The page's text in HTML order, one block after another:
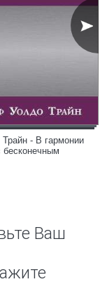
- В гармонии
бесконечным
Ваш